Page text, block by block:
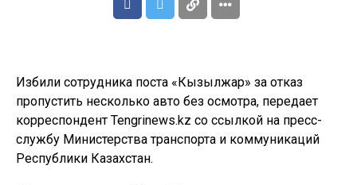
Избили сотрудника поста «Кызылжар» за отказ
пропустить несколько авто без осмотра, передает
корреспондент Tengrinews.kz со ссылкой на пресс-
службу Министерства транспорта и коммуникаций
Республики Казахстан.